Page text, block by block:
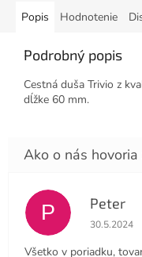
Popis Hodnotenie
Podrobný popis
Cestná duša Trivio z
dĺžke 60 mm.
P Peter
30.5.2024
Všetko v poriadku,